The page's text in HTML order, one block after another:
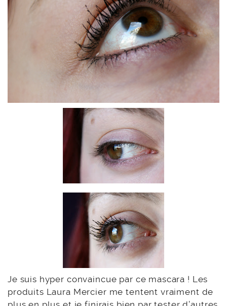
Je suis hyper convaincue par ce mascara ! Les
produits Laura Mercier me tentent vraiment de